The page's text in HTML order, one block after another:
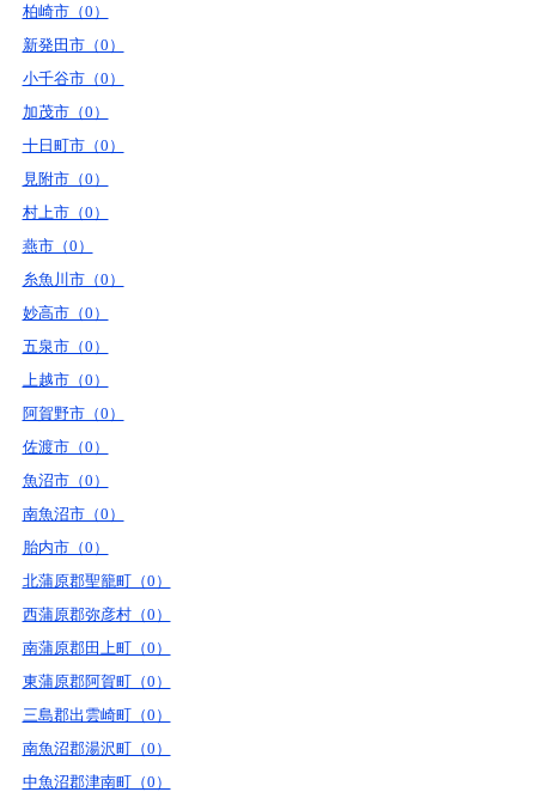
柏崎市（0）
新発田市（0）
小千谷市（0）
加茂市（0）
十日町市（0）
見附市（0）
村上市（0）
燕市（0）
糸魚川市（0）
妙高市（0）
五泉市（0）
上越市（0）
阿賀野市（0）
佐渡市（0）
魚沼市（0）
南魚沼市（0）
胎内市（0）
北蒲原郡聖籠町（0）
西蒲原郡弥彦村（0）
南蒲原郡田上町（0）
東蒲原郡阿賀町（0）
三島郡出雲崎町（0）
南魚沼郡湯沢町（0）
中魚沼郡津南町（0）